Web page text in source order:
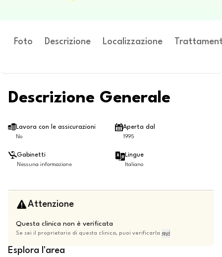
Foto Descrizione Localizzazione
Descrizione Generale
Lavora con le assicurazioni
No
Aperta dal
1995
Gabinetti
Nessuna informazione
Lingue
Italiano
Attenzione
Questa clinica non è verificata
Se sei il proprietario di questa clinica, puoi verificarla qui
Esplora l'area